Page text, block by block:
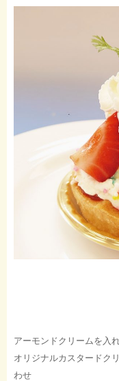
アーモンドクリームを入
オリジナルカスタードク
わせ